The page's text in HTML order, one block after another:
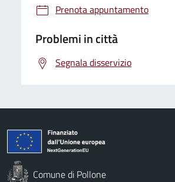
Prenota appuntamento
Problemi in città
Segnala disservizio
Comune di Pollone